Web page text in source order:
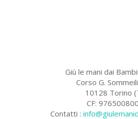
Giù le mani dai
Corso G.
10128 Torino
CF:
Contatti :